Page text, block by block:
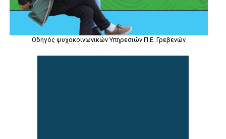
Οδηγός ψυχοκοινωνικών Υπηρεσιών Π.Ε. Γρεβενών